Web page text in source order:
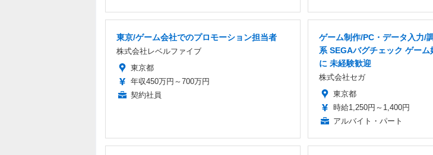
東京/ゲーム会社でのプロモーション担当者
株式会社レベルファイブ
東京都
年収450万円～700万円
契約社員
ゲーム制作/PC・データ入力/
系 SEGAバグチェック ゲー
に 未経験歓迎
株式会社セガ
東京都
時給1,250円～1,400円
アルバイト・パート